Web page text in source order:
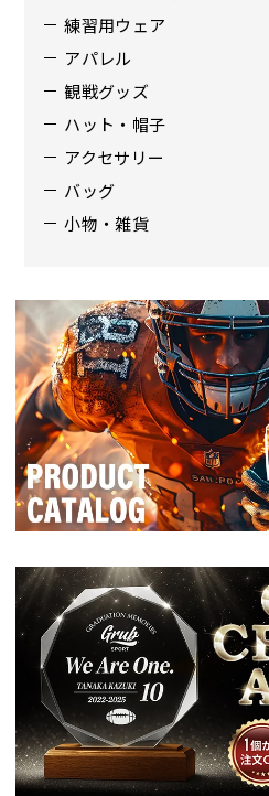
練習用ウェア
アパレル
観戦グッズ
ハット・帽子
アクセサリー
バッグ
小物・雑貨